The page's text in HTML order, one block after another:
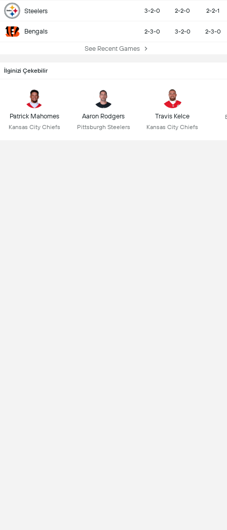
Steelers 3-2-0 2-2-0 2-2-1
Bengals 2-3-0 3-2-0 2-3-0
See Recent Games
İlginizi Çekebilir
Patrick Mahomes
Kansas City Chiefs
Aaron Rodgers
Pittsburgh Steelers
Travis Kelce
Kansas City Chiefs